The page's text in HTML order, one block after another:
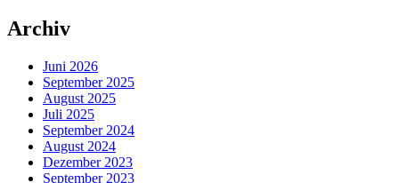
Archiv
Juni 2026
September 2025
August 2025
Juli 2025
September 2024
August 2024
Dezember 2023
September 2023